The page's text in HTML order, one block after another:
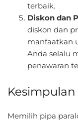
terbaik.
Diskon dan
diskon dan
manfaatkan
Anda selalu
penawaran
Kesimpulan
Memilih pipa